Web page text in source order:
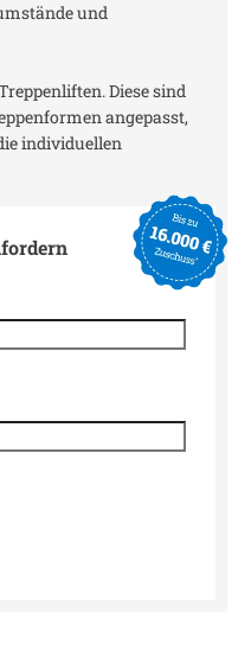
und
Diese sind
angepasst,
individuellen